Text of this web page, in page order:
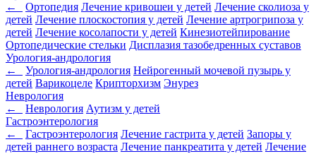
←
Ортопедия Лечение кривошеи у детей Лечение сколиоза у
детей Лечение плоскостопия у детей Лечение артрогрипоза у
детей Лечение косолапости у детей Кинезиотейпирование
Ортопедические стельки Дисплазия тазобедренных суставов
Урология-андрология
←
Урология-андрология Нейрогенный мочевой пузырь у
детей Варикоцеле Крипторхизм Энурез
Неврология
←
Неврология Аутизм у детей
Гастроэнтерология
←
Гастроэнтерология Лечение гастрита у детей Запоры у
детей раннего возраста Лечение панкреатита у детей Лечение